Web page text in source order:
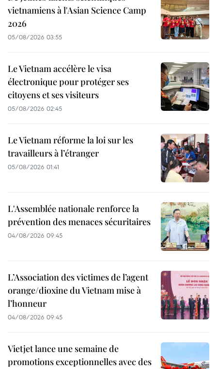
vietnamiens à l'Asian Science Camp
2026
05/08/2026 03:55
Le Vietnam accélère le visa
électronique pour protéger ses
citoyens et ses visiteurs
05/08/2026 02:45
Le Vietnam réforme la loi sur les
travailleurs à l’étranger
05/08/2026 01:41
L'Assemblée nationale renforce la
prévention des menaces sécuritaires
04/08/2026 09:45
L’Association des victimes de l’agent
orange/dioxine du Vietnam mise à
l’honneur
04/08/2026 09:45
Vietjet lance une semaine de
promotions exceptionnelles avec des